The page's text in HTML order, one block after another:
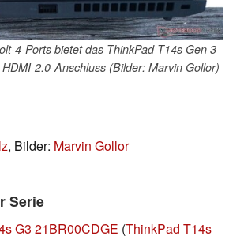
4-Ports bietet das ThinkPad T14s Gen 3
2.0-Anschluss (Bilder: Marvin Gollor)
, Bilder: Marvin Gollor
Serie
G3 21BR00CDGE (ThinkPad T14s